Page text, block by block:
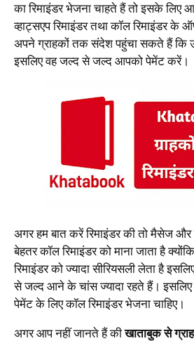
का रिमाइंडर भेजना चाहते हैं तो इसके
व्हाट्सएप रिमाइंडर तथा कॉल रिमाइंडर
अपने ग्राहकों तक संदेश पहुंचा सकते हैं कि
इसलिए वह जल्द से जल्द आपको पेमेंट करें।
अगर हम बात करें रिमाइंडर की तो मैसेज और
बेहतर कॉल रिमाइंडर को माना जाता है
रिमाइंडर को ज्यादा सीरियसली लेता है
से जल्द आने के चांस ज्यादा रहते हैं।
पेमेंट के लिए कॉल रिमाइंडर भेजना चाहिए।
अगर आप नहीं जानते हैं कीखाताबुक से